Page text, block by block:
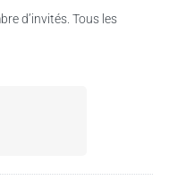
d’invités. Tous les